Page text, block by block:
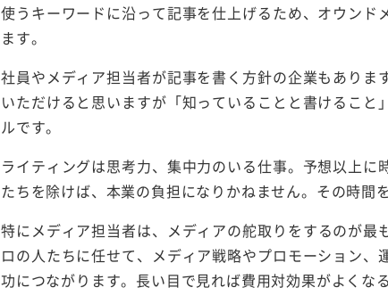
使うキーワードに沿って記事を仕上げるため、オウン
ます。
社員やメディア担当者が記事を書く方針の企業もあり
いただけると思いますが「知っていることと書けるこ
ルです。
ライティングは思考力、集中力のいる仕事。予想以上
たちを除けば、本業の負担になりかねません。その時間
特にメディア担当者は、メディアの舵取りをするのが
ロの人たちに任せて、メディア戦略やプロモーション
功につながります。長い目で見れば費用対効果がよくな